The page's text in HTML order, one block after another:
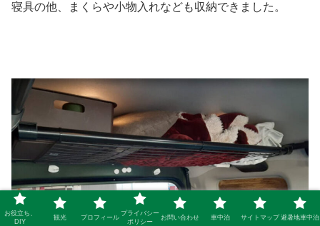
寝具の他、まくらや小物入れなども収納できました。
お役立ち、
DIY
観光 プロフィール
プライバシー
ポリシー
お問い合わせ 車中泊 サイトマップ 避暑地車中泊